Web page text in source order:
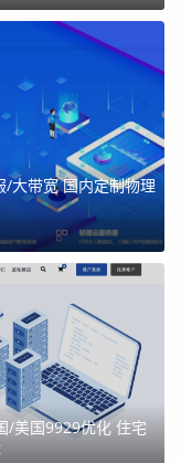
双ISP）
原生双 ISP｜独享
直播，店铺，Cha
等业务与AI 等访问
折后价/
购买链
/大带宽 国内定制物理
/美国9929优化 住宅